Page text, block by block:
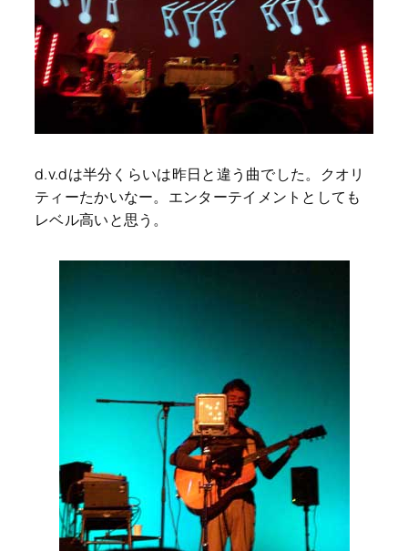
d.v.dは半分くらいは昨日と違う曲でした。クオリ
ティーたかいなー。エンターテイメントとしても
レベル高いと思う。